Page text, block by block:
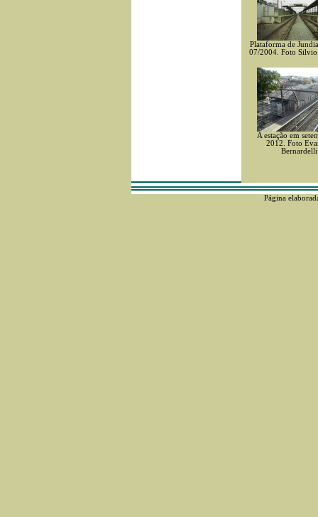
Plataforma de
07/2004. Foto
A estação em
2012. Foto
Bernardelli
Página